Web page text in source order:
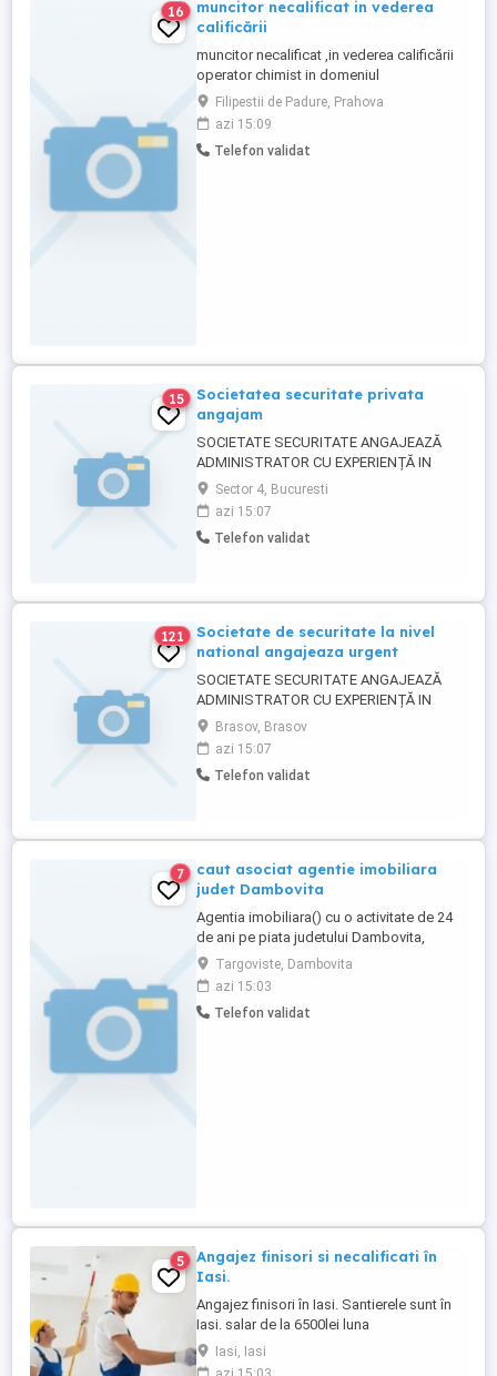
16
muncitor necalificat in vederea
calificării
muncitor necalificat ,in vederea calificării
operator chimist in domeniul
petrochimie,conditii motivante ,incepand
de la 3500 RON net de baza-mediu 4500
RON ,ore suplimentare plătite ,evoluție
pozitivă profesională asigură mărirea
Filipestii de Padure, Prahova
azi 15:09
Telefon validat
15
Societatea securitate privata
angajam
SOCIETATE SECURITATE ANGAJEAZĂ
ADMINISTRATOR CU EXPERIENȚĂ IN
SERVICII DE SECURITATE PRIVATĂ
PENTRU SOCIETATE DE SECURITATE .
SOCIETATEA ESTE NOUĂ FARA DATORII
LA STAT SE POATE VERIFICA LA ANAF.
Sector 4, Bucuresti
azi 15:07
Telefon validat
121
Societate de securitate la nivel
national angajeaza urgent
SOCIETATE SECURITATE ANGAJEAZĂ
ADMINISTRATOR CU EXPERIENȚĂ IN
SERVICII DE SECURITATE PRIVATĂ
PENTRU SOCIETATE DE SECURITATE .
SOCIETATEA ESTE NOUĂ FARA DATORII
LA STAT SE POATE VERIFICA LA ANAF.
Brasov, Brasov
azi 15:07
Telefon validat
7
caut asociat agentie imobiliara
judet Dambovita
Agentia imobiliara() cu o activitate de 24
de ani pe piata judetului Dambovita,
cedeaza 49% din actiuni unei persoane
serioase, cu sau fara experienta in
imobiliare. Colaborarea se va realiza prin
Registrul Comertului, nu inainte de a avea
Targoviste, Dambovita
azi 15:03
Telefon validat
5
Angajez finisori si necalificati în
Iasi.
Angajez finisori în Iasi. Santierele sunt în
Iasi. salar de la 6500lei luna
Iasi, Iasi